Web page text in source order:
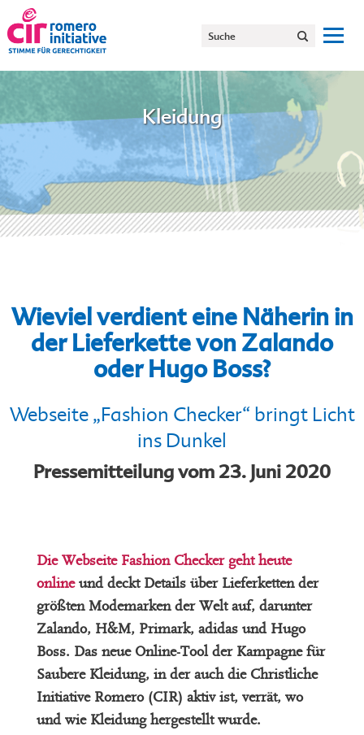
Kleidung
Wieviel verdient eine Näherin in
der Lieferkette von Zalando
oder Hugo Boss?
Webseite „Fashion Checker“ bringt Licht
ins Dunkel
Pressemitteilung vom 23. Juni 2020
Die Webseite Fashion Checker geht heute
onlineund deckt Details über Lieferketten der
größten Modemarken der Welt auf, darunter
Zalando, H&M, Primark, adidas und Hugo
Boss. Das neue Online-Tool der Kampagne für
Saubere Kleidung, in der auch die Christliche
Initiative Romero (CIR) aktiv ist, verrät, wo
und wie Kleidung hergestellt wurde.